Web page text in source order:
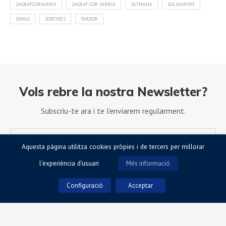
SAGRATCORSARRIÀ SAGRAT COR SARRIÀ SETMANA SOLIDARITAT
SONGS SORTIDES TARDOR
Vols rebre la nostra Newsletter?
Subscriu-te ara i te l’enviarem regularment.
Accepto la Política de Privacitat
Aquesta pàgina utilitza cookies pròpies i de tercers per millorar
l'experiència d'usuari
Més informació
Configuració Acceptar